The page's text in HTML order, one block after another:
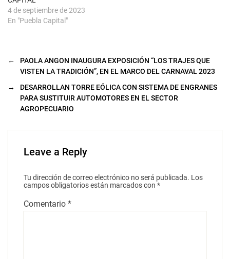
4 de septiembre de 2023
En "Puebla Capital"
←
PAOLA ANGON INAUGURA EXPOSICIÓN “LOS TRAJES QUE
VISTEN LA TRADICIÓN”, EN EL MARCO DEL CARNAVAL 2023
→
DESARROLLAN TORRE EÓLICA CON SISTEMA DE ENGRANES
PARA SUSTITUIR AUTOMOTORES EN EL SECTOR
AGROPECUARIO
Leave a Reply
Tu dirección de correo electrónico no será publicada. Los
campos obligatorios están marcados con *
Comentario *